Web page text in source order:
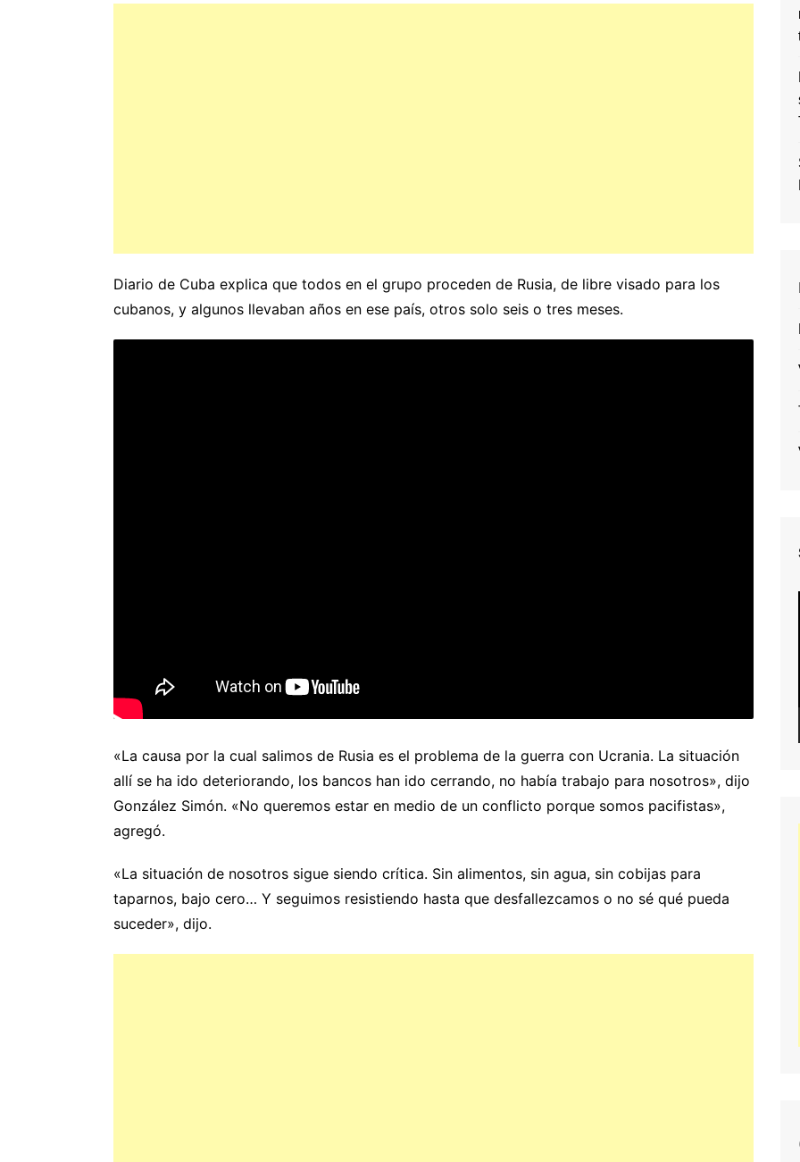
Diario de Cuba explica que todos en el grupo proceden de Rusia, de libre visado para los
cubanos, y algunos llevaban años en ese país, otros solo seis o tres meses.
«La causa por la cual salimos de Rusia es el problema de la guerra con Ucrania. La situación
allí se ha ido deteriorando, los bancos han ido cerrando, no había trabajo para nosotros», dijo
González Simón. «No queremos estar en medio de un conflicto porque somos pacifistas»,
agregó.
«La situación de nosotros sigue siendo crítica. Sin alimentos, sin agua, sin cobijas para
taparnos, bajo cero… Y seguimos resistiendo hasta que desfallezcamos o no sé qué pueda
suceder», dijo.